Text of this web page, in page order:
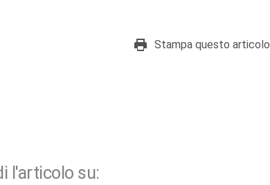
Stampa questo articolo
l'articolo su: